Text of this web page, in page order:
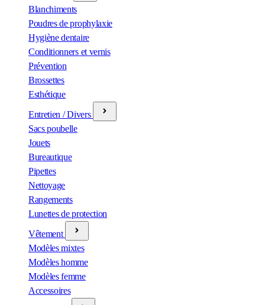
Blanchiments
Poudres de prophylaxie
Hygiène dentaire
Conditionners et vernis
Prévention
Brossettes
Esthétique
Entretien / Divers
Sacs poubelle
Jouets
Bureautique
Pipettes
Nettoyage
Rangements
Lunettes de protection
Vêtement
Modèles mixtes
Modèles homme
Modèles femme
Accessoires